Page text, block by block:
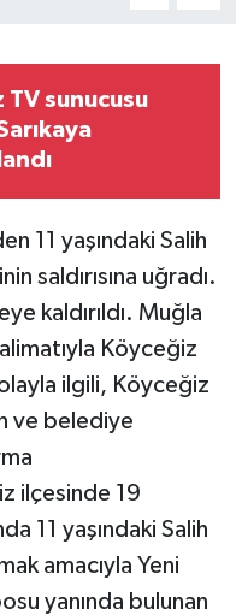
TV sunucusu
11 yaşındaki Salih
saldırısına uğradı.
kaldırıldı. Muğla
Köyceğiz
ilgili, Köyceğiz
ve belediye
ilçesinde 19
11 yaşındaki Salih
amacıyla Yeni
yanında bulunan